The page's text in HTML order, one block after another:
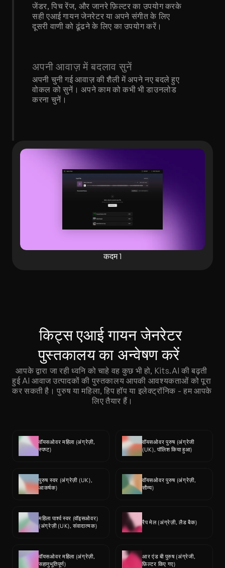
जेंडर, पिच रेंज, और जानरे फ़िल्टर का उपयोग करके
सही एआई गायन जेनरेटर या अपने संगीत के लिए
दूसरी वाणी को ढूंढने के लिए का उपयोग करें।
अपनी आवाज़ में बदलाव सुनें
अपनी चुनी गई आवाज़ की शैली में अपने नए बदले हुए
वोकल को सुनें। अपने काम को कभी भी डाउनलोड
करना चुनें।
कदम 1
किट्स एआई गायन जेनरेटर
पुस्तकालय का अन्वेषण करें
आपके द्वारा जा रही ध्वनि को चाहे वह कुछ भी हो, Kits.AI की बढ़ती
हुई AI आवाज उत्पादकों की पुस्तकालय आपकी आवश्यकताओं को पूरा
कर सकती है। पुरुष या महिला, हिप हॉप या इलेक्ट्रॉनिक - हम आपके
लिए तैयार हैं।
वॉयसओवर महिला (अंग्रेज़ी,
स्पष्ट)
वॉयसओवर पुरुष (अंग्रेजी
(UK), पॉलिश किया हुआ)
पुरुष स्वर (अंग्रेज़ी (UK),
आकर्षक)
वॉयसओवर पुरुष (अंग्रेज़ी,
सौम्य)
महिला पार्श्व स्वर (वॉइसओवर)
(अंग्रेज़ी (UK), संवादात्मक)
रैप मेल (अंग्रेज़ी, लैड बैक)
वॉयसओवर महिला (अंग्रेज़ी,
सहानुभूतिपूर्ण)
आर एंड बी पुरुष (अंग्रेजी,
फ़िल्टर किए गए)